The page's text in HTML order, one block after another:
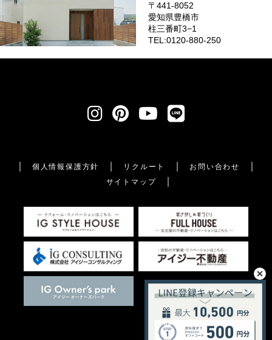
〒441-8052
愛知県豊橋市
柱三番町3−1
TEL:0120-880-250
個人情報保護方針 リクルート
お問い合わせ
サイトマップ